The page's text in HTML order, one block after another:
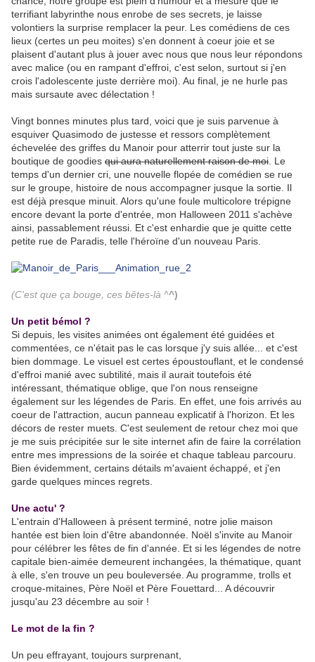
terrifiant labyrinthe nous enrobe de ses secrets, je laisse
volontiers la surprise remplacer la peur. Les comédiens de ces
lieux (certes un peu moites) s'en donnent à coeur joie et se
plaisent d'autant plus à jouer avec nous que nous leur répondons
avec malice (ou en rampant d'effroi, c'est selon, surtout si j'en
crois l'adolescente juste derrière moi). Au final, je ne hurle pas
mais sursaute avec délectation !
Vingt bonnes minutes plus tard, voici que je suis parvenue à
esquiver Quasimodo de justesse et ressors complètement
échevelée des griffes du Manoir pour atterrir tout juste sur la
boutique de goodies qui aura naturellement raison de moi . Le
temps d'un dernier cri, une nouvelle flopée de comédien se rue
sur le groupe, histoire de nous accompagner jusque la sortie. Il
est déjà presque minuit. Alors qu'une foule multicolore trépigne
encore devant la porte d'entrée, mon Halloween 2011 s'achève
ainsi, passablement réussi. Et c'est enhardie que je quitte cette
petite rue de Paradis, telle l'héroïne d'un nouveau Paris.
(C'est que ça bouge, ces bêtes-là ^^)
Un petit bémol ?
Si depuis, les visites animées ont également été guidées et
commentées, ce n'était pas le cas lorsque j'y suis allée... et c'est
bien dommage. Le visuel est certes époustouflant, et le condensé
d'effroi manié avec subtilité, mais il aurait toutefois été
intéressant, thématique oblige, que l'on nous renseigne
également sur les légendes de Paris. En effet, une fois arrivés au
coeur de l'attraction, aucun panneau explicatif à l'horizon. Et les
décors de rester muets. C'est seulement de retour chez moi que
je me suis précipitée sur le site internet afin de faire la corrélation
entre mes impressions de la soirée et chaque tableau parcouru.
Bien évidemment, certains détails m'avaient échappé, et j'en
garde quelques minces regrets.
Une actu' ?
L'entrain d'Halloween à présent terminé, notre jolie maison
hantée est bien loin d'être abandonnée. Noël s'invite au Manoir
pour célébrer les fêtes de fin d'année. Et si les légendes de notre
capitale bien-aimée demeurent inchangées, la thématique, quant
à elle, s'en trouve un peu bouleversée. Au programme, trolls et
croque-mitaines, Père Noël et Père Fouettard... A découvrir
jusqu'au 23 décembre au soir !
Le mot de la fin ?
Un peu effrayant, toujours surprenant,